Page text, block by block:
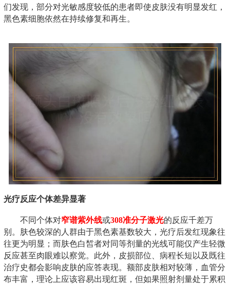
们发现，部分对光敏感度较低的患者即使皮肤没有明显发红，
黑色素细胞依然在持续修复和再生。
光疗反应个体差异显著
不同个体对窄谱紫外线或308准分子激光的反应千差万
别。肤色较深的人群由于黑色素基数较大，光疗后发红现象往
往更为明显；而肤色白皙者对同等剂量的光线可能仅产生轻微
反应甚至肉眼难以察觉。此外，皮损部位、病程长短以及既往
治疗史都会影响皮肤的应答表现。额部皮肤相对较薄，血管分
布丰富，理论上应该容易出现红斑，但如果照射剂量处于累积